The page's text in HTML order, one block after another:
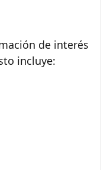
de interés
incluye: